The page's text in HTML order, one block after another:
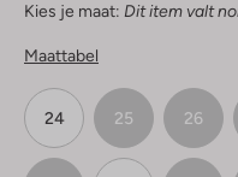
Kies je maat: Dit item valt
Maattabel
24 25 26